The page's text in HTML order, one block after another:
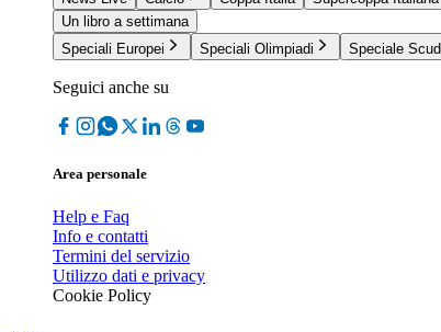
Un libro a settimana
Speciali Europei
Speciali Olimpiadi Speciale
Seguici anche su
Area personale
Help e Faq
Info e contatti
Termini del servizio
Utilizzo dati e privacy
Cookie Policy